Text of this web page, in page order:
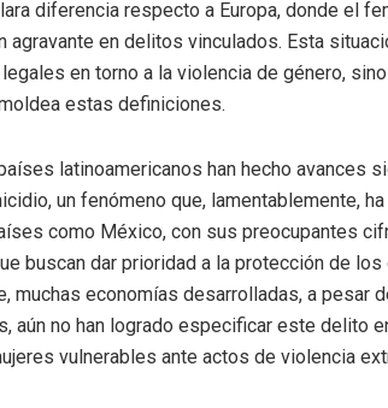
diferencia respecto a Europa, donde el
agravante en delitos vinculados. Esta
en torno a la violencia de género,
estas definiciones.
latinoamericanos han hecho avances
un fenómeno que, lamentablemente,
como México, con sus preocupantes
buscan dar prioridad a la protección de
muchas economías desarrolladas, a pesar
aún no han logrado especificar este delito
vulnerables ante actos de violencia